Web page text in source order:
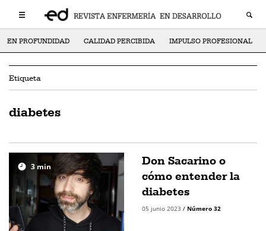
EN PROFUNDIDAD CALIDAD PERCIBIDA IMPULSO PROFESIONAL
Etiqueta
diabetes
3 min
Don Sacarino o
cómo entender la
diabetes
05 junio 2023 / Número 32